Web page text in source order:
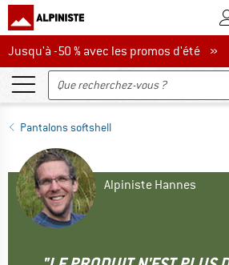
Jusqu'à -50 % avec les promos d'été
Jusqu'à -50 % avec les promos d'été »
Pantalons softshell
Alpiniste Hannes